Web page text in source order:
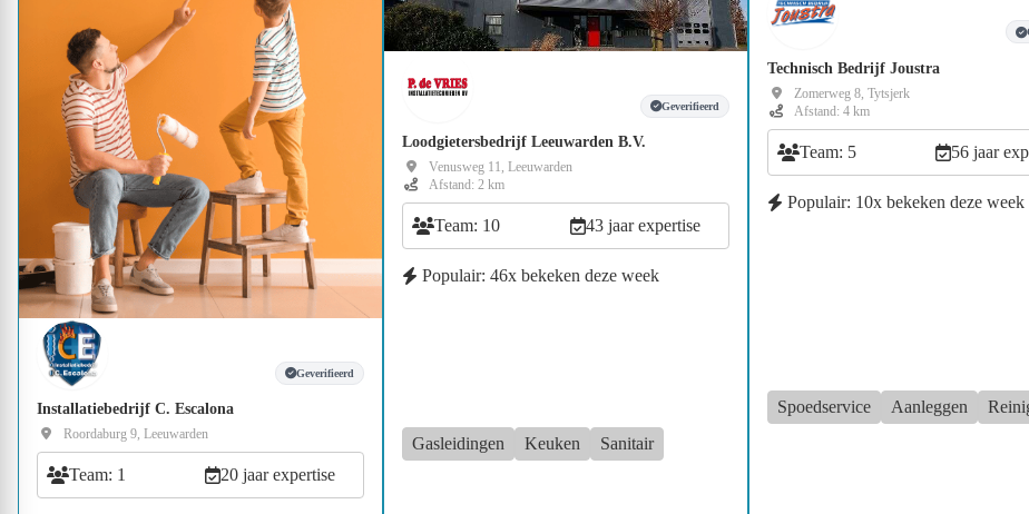
Geverifieerd
Installatiebedrijf C. Escalona
Roordaburg 9, Leeuwarden
Team: 1 20 jaar expertise
Geverifieerd
Loodgietersbedrijf Leeuwarden B.V.
Venusweg 11, Leeuwarden
Afstand: 2 km
Team: 10 43 jaar expertise
Populair: 46x bekeken deze week
Gasleidingen Keuken Sanitair
Technisch Bedrijf Joustra
Zomerweg 8, Tytsjerk
Afstand: 4 km
Team: 5 56 jaar
Populair: 10x bekeken deze week
Spoedservice Aanleggen